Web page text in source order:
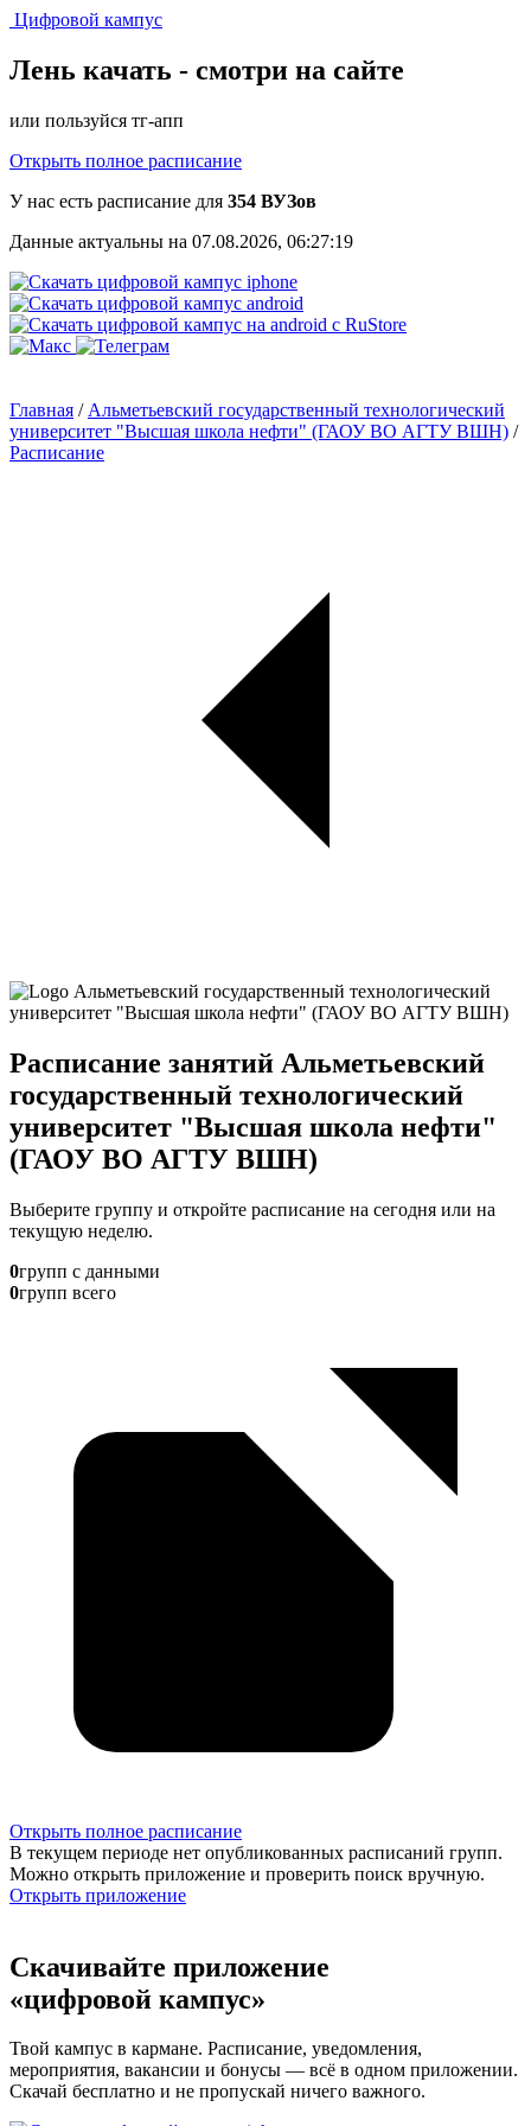
Цифровой кампус
Лень качать - смотри на сайте
или пользуйся тг-апп
Открыть полное расписание
У нас есть расписание для 354 ВУЗов
Данные актуальны на 07.08.2026, 06:27:19
Главная / Альметьевский государственный технологический
университет "Высшая школа нефти" (ГАОУ ВО АГТУ ВШН) /
Расписание
Расписание занятий Альметьевский
государственный технологический
университет "Высшая школа нефти"
(ГАОУ ВО АГТУ ВШН)
Выберите группу и откройте расписание на сегодня или на
текущую неделю.
0групп с данными
0групп всего
Открыть полное расписание
В текущем периоде нет опубликованных расписаний групп.
Можно открыть приложение и проверить поиск вручную.
Открыть приложение
Скачивайте приложение
«цифровой кампус»
Твой кампус в кармане. Расписание, уведомления,
мероприятия, вакансии и бонусы — всё в одном приложении.
Скачай бесплатно и не пропускай ничего важного.